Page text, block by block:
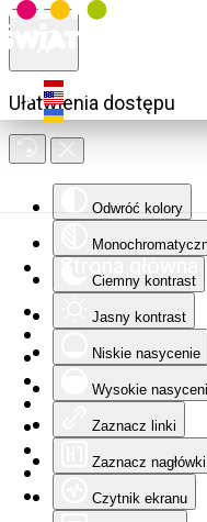
Ułatwienia dostępu
Odwróć kolory
Ciemny kontrast
Jasny kontrast
Niskie nasycenie
Wysokie
Zaznacz linki
Zaznacz nagłówki
Czytnik ekranu
Strona główna